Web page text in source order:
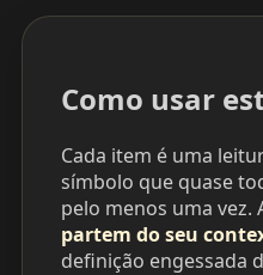
Como usar
Cada item é uma
símbolo que quase
pelo menos uma vez.
partem do seu
definição engessada